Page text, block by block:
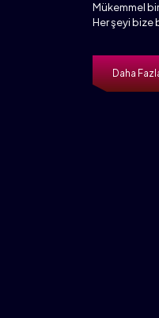
Mükemmel
Her şeyi bize
Daha